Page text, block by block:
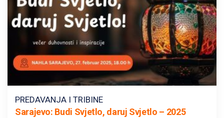
PREDAVANJA I TRIBINE
Sarajevo: Budi Svjetlo, daruj Svjetlo – 2025